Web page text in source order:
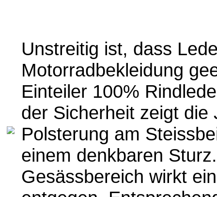
Unstreitig ist, dass
Motorradbekleidung
Einteiler 100%
der Sicherheitzeigt die
Polsterung am
einem denkbaren Sturz
Gesässbereich wirkt